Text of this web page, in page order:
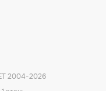
2004-2026